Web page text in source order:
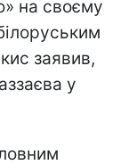
на своєму
заявив,
у